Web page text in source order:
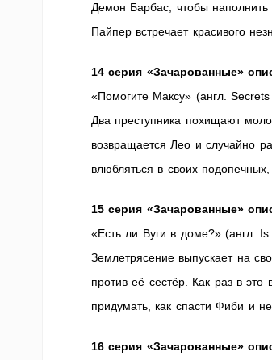
Демон Барбас, чтобы
Пайпер встречает красивого
14 серия «Зачарованные»
«Помогите Максу» (англ.
Два преступника похищают
возвращается Лео и случайно
влюбляться в своих
15 серия «Зачарованные»
«Есть ли Вуги в доме?» (англ.
Землетрясение выпускает на
против её сестёр. Как раз в
придумать, как спасти Фиби и
16 серия «Зачарованные»